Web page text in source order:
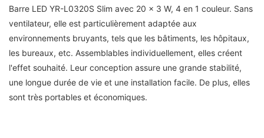
Barre LED YR-L0320S Slim avec 20 x 3 W, 4 en 1 couleur. Sans
ventilateur, elle est particulièrement adaptée aux
environnements bruyants, tels que les bâtiments, les hôpitaux,
les bureaux, etc. Assemblables individuellement, elles créent
l'effet souhaité. Leur conception assure une grande stabilité,
une longue durée de vie et une installation facile. De plus, elles
sont très portables et économiques.